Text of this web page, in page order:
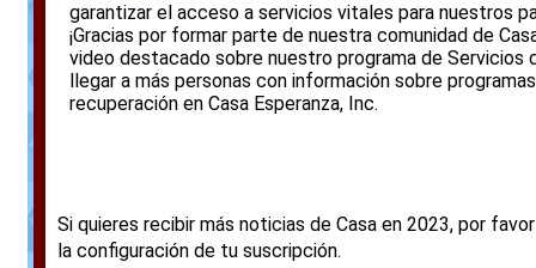
garantizar el acceso a servicios vitales para nuestros
¡Gracias por formar parte de nuestra comunidad de
video destacado sobre nuestro programa de Servicios
llegar a más personas con información sobre
recuperación en Casa Esperanza, Inc.
Si quieres recibir más noticias de Casa en 2023, por
la configuración de tu suscripción.